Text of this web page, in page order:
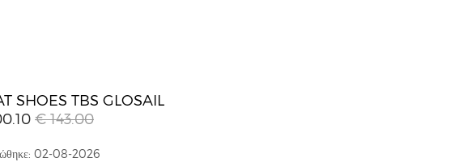
SHOES TBS GLOSAIL
€ 143.00
02-08-2026